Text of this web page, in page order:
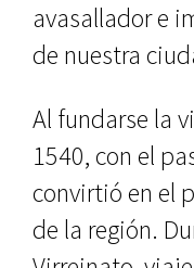
avasallador e
de nuestra
Al fundarse la
1540, con el
convirtió en el
de la región.